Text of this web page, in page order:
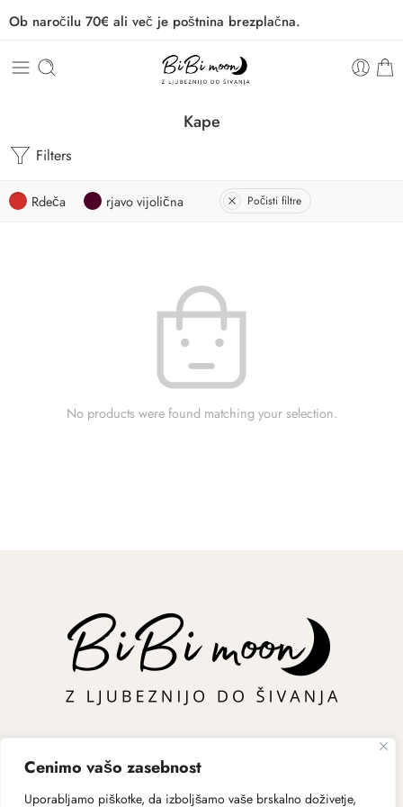
Cenimo vašo zasebnost
Uporabljamo piškotke, da izboljšamo vaše brskalno doživetje,
Ob naročilu 70€ ali več je poštnina brezplačna.
Kape
Filters
Rdeča rjavo vijolična Počisti filtre
No products were found matching your selection.